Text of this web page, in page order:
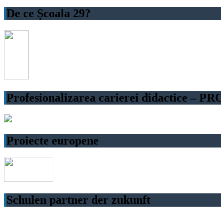
De ce Școala 29?
Profesionalizarea carierei didactice –
Proiecte europene
Schulen partner der zukunft